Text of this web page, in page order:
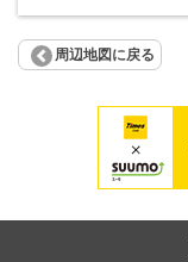
周辺地図に戻る